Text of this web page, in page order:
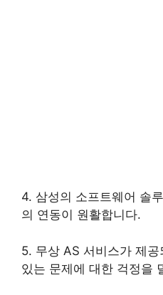
4. 삼성의 소프트웨어 솔
의 연동이 원활합니다.
5. 무상 AS 서비스가 제
있는 문제에 대한 걱정을